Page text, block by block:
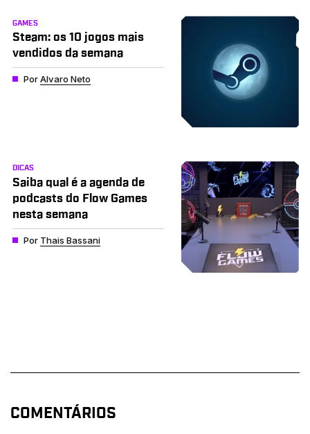
GAMES
Steam: os 10 jogos mais
vendidos da semana
PorAlvaro Neto
DICAS
Saiba qual é a agenda de
podcasts do Flow Games
nesta semana
Por Thais Bassani
COMENTÁRIOS